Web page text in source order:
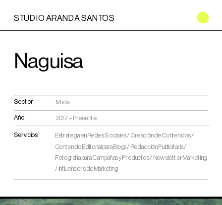
STUDIO ARANDA SANTOS
Naguisa
Sector Moda
Año 2017 – Presente
Servicios
Estrategia en Redes Sociales / Creación de Contenidos /
Contenido Editorial para Blogs / Redacción Publicitaria /
Fotografía para Campañas y Productos / Newsletter Marketing
/ Influencers de Marketing